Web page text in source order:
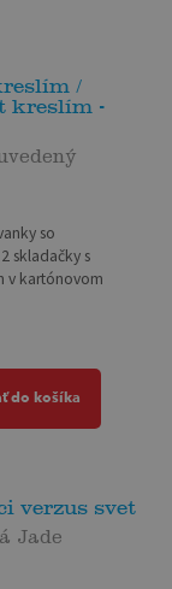
/
kreslím -
so
skladačky s
v kartónovom
do košíka
verzus svet
Jade